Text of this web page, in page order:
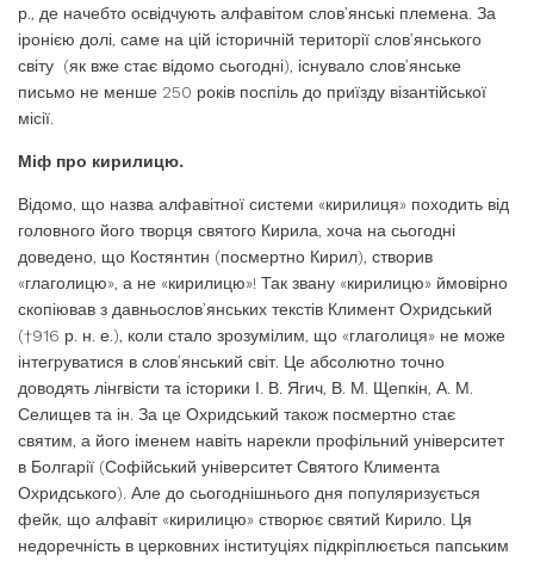
р., де начебто освідчують алфавітом слов’янські племена. За
іронією долі, саме на цій історичній території слов’янського
світу (як вже стає відомо сьогодні), існувало слов’янське
письмо не менше 250 років поспіль до приїзду візантійської
місії.
Міф про кирилицю.
Відомо, що назва алфавітної системи «кирилиця» походить від
головного його творця святого Кирила, хоча на сьогодні
доведено, що Костянтин (посмертно Кирил), створив
«глаголицю», а не «кирилицю»! Так звану «кирилицю» ймовірно
скопіював з давньослов’янських текстів Климент Охридський
(†916 р. н. е.), коли стало зрозумілим, що «глаголиця» не може
інтегруватися в слов’янський світ. Це абсолютно точно
доводять лінгвісти та історики І. В. Ягич, В. М. Щепкін, А. М.
Селищев та ін. За це Охридський також посмертно стає
святим, а його іменем навіть нарекли профільний університет
в Болгарії (Софійський університет Святого Климента
Охридського). Але до сьогоднішнього дня популяризується
фейк, що алфавіт «кирилицю» створює святий Кирило. Ця
недоречність в церковних інституціях підкріплюється папським